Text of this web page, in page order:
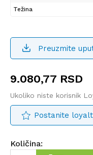
Težina
Preuzmite
9.080,77 RSD
Ukoliko niste korisnik
Postanite
Količina: